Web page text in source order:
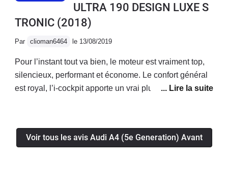
ULTRA 190 DESIGN LUXE S
TRONIC (2018)
Par clioman6464 le 13/08/2019
Pour l’instant tout va bien, le moteur est vraiment top,
silencieux, performant et économe. Le confort général
est royal, l’i-cockpit apporte un vrai plus! La voiture a
permet d’avoir une voiture bonne à tout faire!
Voir tous les avis Audi A4 (5e Generation) Avant